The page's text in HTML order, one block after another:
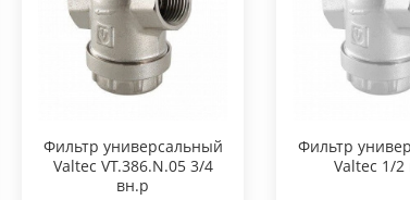
Фильтр универсальный
Valtec VT.386.N.05 3/4
вн.р
Фильтр
Valtec 1/2